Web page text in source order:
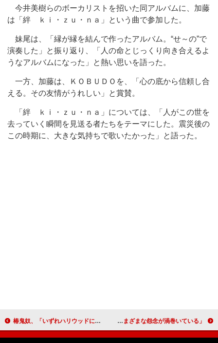
今井美樹らのボーカリストを招いた同アルバムに、加藤
は「絆 ｋｉ・ｚｕ・ｎａ」という曲で参加した。
妹尾は、「縁が縁を結んで作ったアルバム。“せ～の”で
演奏した」と振り返り、「人の命とじっくり向き合えるよ
うなアルバムになった」と熱い思いを語った。
一方、加藤は、ＫＯＢＵＤＯを、「心の底から信頼し合
える。その友情がうれしい」と賞賛。
「絆 ｋｉ・ｚｕ・ｎａ」については、「人がこの世を
去っていく瞬間を見送る者たちをテーマにした。震災後の
この時期に、大きな気持ちで歌いたかった」と語った。
椿鬼奴、「いずれハリウッドに進出したい」 「桃井かおりさんに憧れている」 杉村太蔵、政治評論家から映画評論家に転身？！ 「永田町にはさまざまな怨念が渦巻いている」